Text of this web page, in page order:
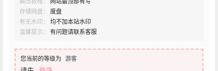
存储网盘：
度盘
有无水印：
均不加本站水印
温馨提示：
有问题请联系客服
您当前的等级为 游客